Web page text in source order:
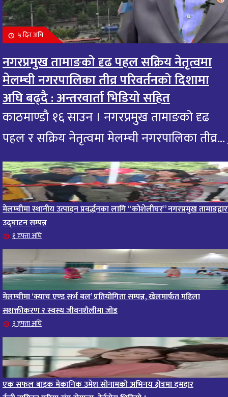
११
आज मंगलबार भगवान गजानन गणेशको दर्शन गरि
आजको राशिफल हेर्नुहोस: यी राशिलाई एकदम शुभ
१0 महिना अघि
१२ आजको राशिफल : २० भाद्र २०८२, शुक्रबार
११ महिना अघि
१३ आजको राशिफल – १९ भाद्र २०८२, बिहीवार
११ महिना अघि
आज २०८२ साल भदौ १६ गते सोमबारको राशिफल
१५
आजको राशिफल : २०८२ भदौ १२ गते बिहीवार, २८
२०२५
११ महिना अघि
१६ ११ महिना अघि
१७ आजको राशिफल – २०८२ साल भाद्र १० गते, मंगलबार
११ महिना अघि
१८
आजको राशिफल : आइतवार, ८ भदौ २०८२ (२४ अगस्ट
११ महिना अघि
१९ आजको राशिफल २०८२ भदाै ४ गते, बुधवार
११ महिना अघि
५ दिन अघि
नगरप्रमुख तामाङको दृढ पहल सक्रिय नेतृत्वमा
मेलम्ची नगरपालिका तीव्र परिवर्तनको दिशामा
अघि बढ्दै : अन्तरवार्ता भिडियो सहित
काठमाण्डौ १६ साउन । नगरप्रमुख तामाङको दृढ
पहल र सक्रिय नेतृत्वमा मेलम्ची नगरपालिका तीव्र...
मेलम्चीमा स्थानीय उत्पादन प्रवर्द्धनका लागि “कोशेलीघर” नगरप्रमुख
उद्घाटन सम्पन्न
१ हफ्ता अघि
मेलम्चीमा ‘क्याच एण्ड सर्भ बल’ प्रतियोगिता सम्पन्न, खेलमार्फत महिला
सशक्तीकरण र स्वस्थ जीवनशैलीमा जोड
३ हफ्ता अघि
एक सफल बाइक मेकानिक उमेश सोनामको अभिनय क्षेत्रमा दमदार